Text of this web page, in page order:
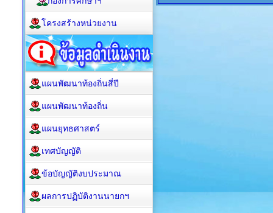
โครงสร้างหน่วยงาน
แผนพัฒนาท้องถิ่นสี่ปี
แผนพัฒนาท้องถิ่น
แผนยุทธศาสตร์
เทศบัญญัติ
ข้อบัญญัติงบประมาณ
ผลการปฏิบัติงานนายกฯ